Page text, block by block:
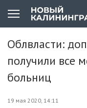
Облвласти:
получили все
больниц
19 мая 2020, 14:11